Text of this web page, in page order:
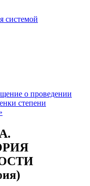
системой
о проведении
степени